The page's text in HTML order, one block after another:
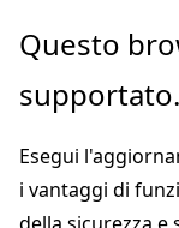
Ignora
passa
contenuto
principale
Questo
supportato.
Esegui
i vantaggi di